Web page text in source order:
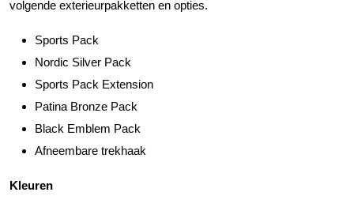
volgende exterieurpakketten en opties.
Sports Pack
Nordic Silver Pack
Sports Pack Extension
Patina Bronze Pack
Black Emblem Pack
Afneembare trekhaak
Kleuren